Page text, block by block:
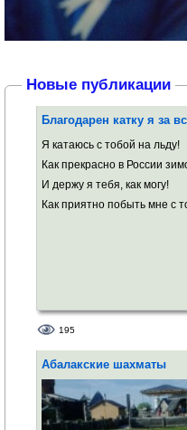
Новые публикации
Благодарен катку я за
Я катаюсь с тобой на льду!
Как прекрасно в России
И держу я тебя, как могу!
Как приятно побыть мне с
195
Абалакские шахматы